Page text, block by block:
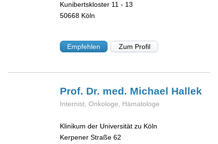
Kunibertskloster 11 - 13
50668 Köln
Empfehlen Zum Profil
Prof. Dr. med. Michael Hallek
Internist, Onkologe, Hämatologe
Klinikum der Universität zu Köln
Kerpener Straße 62